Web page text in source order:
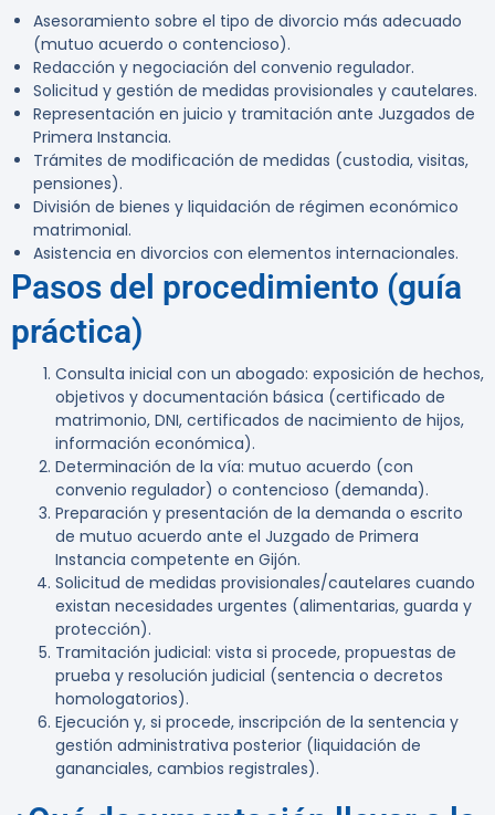
Asesoramiento sobre el tipo de divorcio más adecuado
(mutuo acuerdo o contencioso).
Redacción y negociación del convenio regulador.
Solicitud y gestión de medidas provisionales y cautelares.
Representación en juicio y tramitación ante Juzgados de
Primera Instancia.
Trámites de modificación de medidas (custodia, visitas,
pensiones).
División de bienes y liquidación de régimen económico
matrimonial.
Asistencia en divorcios con elementos internacionales.
Pasos del procedimiento (guía
práctica)
Consulta inicial con un abogado: exposición de hechos,
objetivos y documentación básica (certificado de
matrimonio, DNI, certificados de nacimiento de hijos,
información económica).
Determinación de la vía: mutuo acuerdo (con
convenio regulador) o contencioso (demanda).
Preparación y presentación de la demanda o escrito
de mutuo acuerdo ante el Juzgado de Primera
Instancia competente en Gijón.
Solicitud de medidas provisionales/cautelares cuando
existan necesidades urgentes (alimentarias, guarda y
protección).
Tramitación judicial: vista si procede, propuestas de
prueba y resolución judicial (sentencia o decretos
homologatorios).
Ejecución y, si procede, inscripción de la sentencia y
gestión administrativa posterior (liquidación de
gananciales, cambios registrales).